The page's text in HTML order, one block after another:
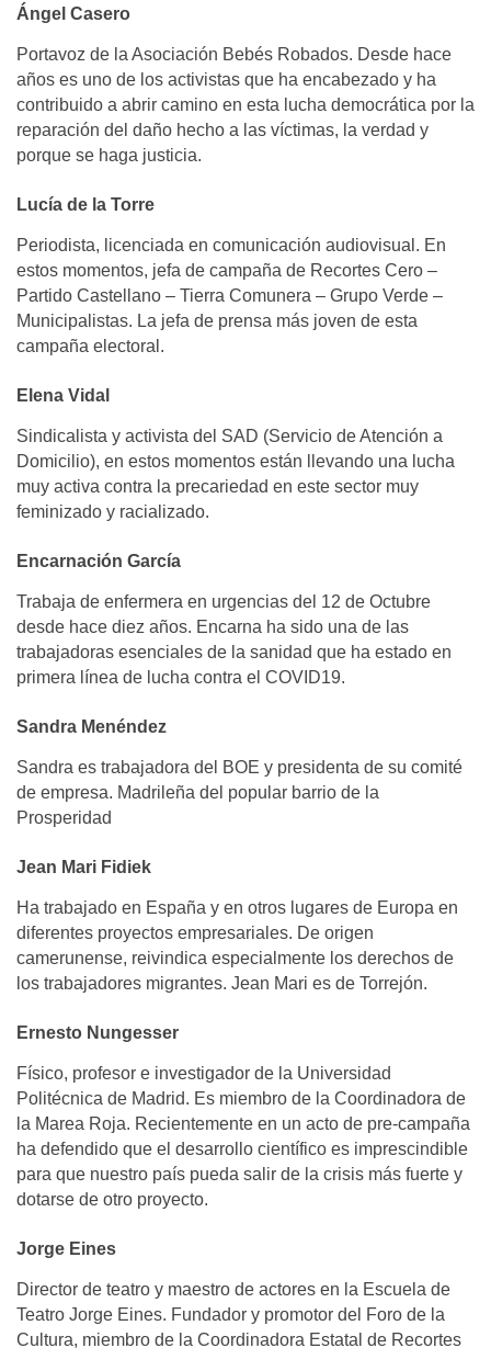
Ángel Casero
Portavoz de la Asociación Bebés Robados. Desde hace
años es uno de los activistas que ha encabezado y ha
contribuido a abrir camino en esta lucha democrática por la
reparación del daño hecho a las víctimas, la verdad y
porque se haga justicia.
Lucía de la Torre
Periodista, licenciada en comunicación audiovisual. En
estos momentos, jefa de campaña de Recortes Cero –
Partido Castellano – Tierra Comunera – Grupo Verde –
Municipalistas. La jefa de prensa más joven de esta
campaña electoral.
Elena Vidal
Sindicalista y activista del SAD (Servicio de Atención a
Domicilio), en estos momentos están llevando una lucha
muy activa contra la precariedad en este sector muy
feminizado y racializado.
Encarnación García
Trabaja de enfermera en urgencias del 12 de Octubre
desde hace diez años. Encarna ha sido una de las
trabajadoras esenciales de la sanidad que ha estado en
primera línea de lucha contra el COVID19.
Sandra Menéndez
Sandra es trabajadora del BOE y presidenta de su comité
de empresa. Madrileña del popular barrio de la
Prosperidad
Jean Mari Fidiek
Ha trabajado en España y en otros lugares de Europa en
diferentes proyectos empresariales. De origen
camerunense, reivindica especialmente los derechos de
los trabajadores migrantes. Jean Mari es de Torrejón.
Ernesto Nungesser
Físico, profesor e investigador de la Universidad
Politécnica de Madrid. Es miembro de la Coordinadora de
la Marea Roja. Recientemente en un acto de pre-campaña
ha defendido que el desarrollo científico es imprescindible
para que nuestro país pueda salir de la crisis más fuerte y
dotarse de otro proyecto.
Jorge Eines
Director de teatro y maestro de actores en la Escuela de
Teatro Jorge Eines. Fundador y promotor del Foro de la
Cultura, miembro de la Coordinadora Estatal de Recortes